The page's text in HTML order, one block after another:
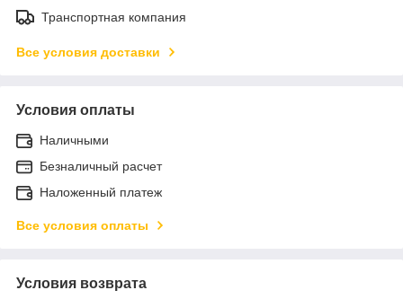
Транспортная компания
Все условия доставки
Условия оплаты
Наличными
Безналичный расчет
Наложенный платеж
Все условия оплаты
Условия возврата